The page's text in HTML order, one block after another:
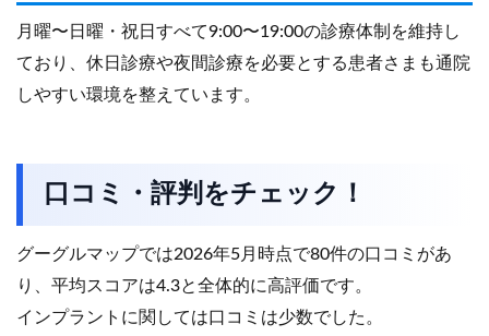
月曜〜日曜・祝日すべて9:00〜19:00の診療体制を維持し
ており、休日診療や夜間診療を必要とする患者さまも通院
しやすい環境を整えています。
口コミ・評判をチェック！
グーグルマップでは2026年5月時点で80件の口コミがあ
り、平均スコアは4.3と全体的に高評価です。
インプラントに関しては口コミは少数でした。